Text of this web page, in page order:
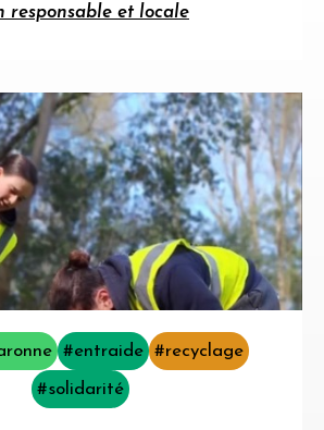
responsable et locale
#entraide #recyclage
#solidarité